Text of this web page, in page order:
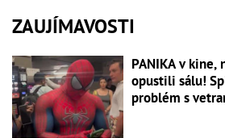
ZAUJÍMAVOSTI
PANIKA v kine,
opustili sálu!
problém s